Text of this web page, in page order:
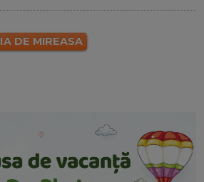
DE MIREASA